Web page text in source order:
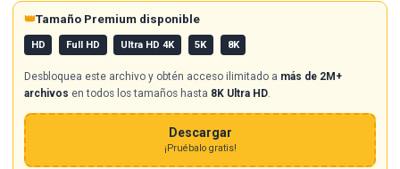
👑Tamaño Premium disponible
HD Full HD Ultra HD 4K 5K 8K
Desbloquea este archivo y obtén acceso ilimitado a más de 2M+
archivos en todos los tamaños hasta 8K Ultra HD.
Descargar
¡Pruébalo gratis!